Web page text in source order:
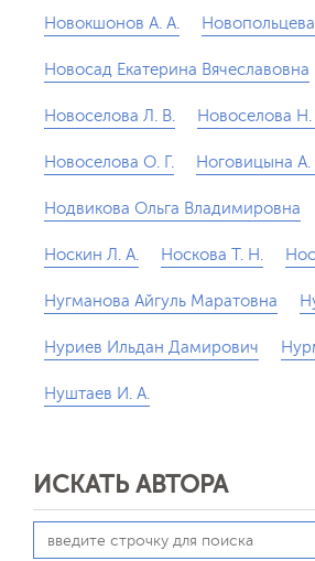
Новокшонов А. А. Новопольцева
Новосад Екатерина Вячеславовна
Новоселова Л. В. Новоселова Н.
Новоселова О. Г. Ноговицына А.
Нодвикова Ольга Владимировна
Носкин Л. А. Носкова Т. Н.
Нугманова Айгуль Маратовна
Нуриев Ильдан Дамирович
Нуштаев И. А.
ИСКАТЬ АВТОРА